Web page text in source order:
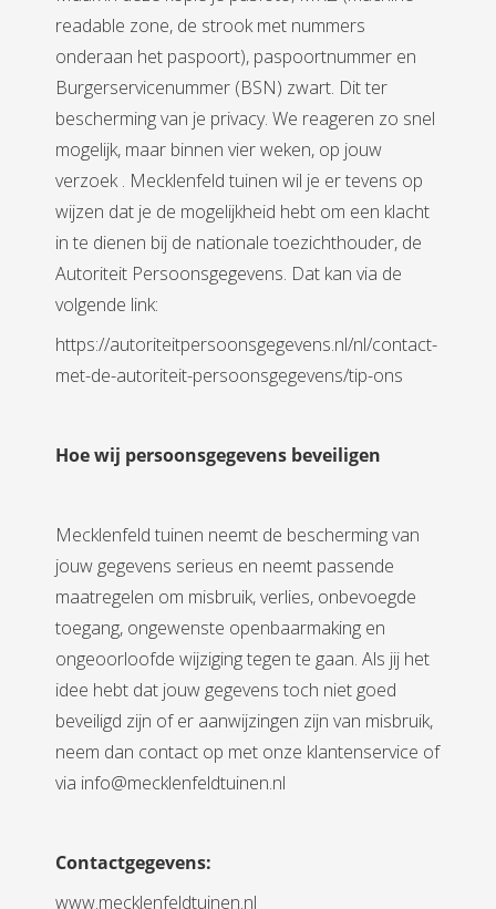
readable zone, de strook met nummers
onderaan het paspoort), paspoortnummer en
Burgerservicenummer (BSN) zwart. Dit ter
bescherming van je privacy. We reageren zo snel
mogelijk, maar binnen vier weken, op jouw
verzoek . Mecklenfeld tuinen wil je er tevens op
wijzen dat je de mogelijkheid hebt om een klacht
in te dienen bij de nationale toezichthouder, de
Autoriteit Persoonsgegevens. Dat kan via de
volgende link:
https://autoriteitpersoonsgegevens.nl/nl/contact-
met-de-autoriteit-persoonsgegevens/tip-ons
Hoe wij persoonsgegevens beveiligen
Mecklenfeld tuinen neemt de bescherming van
jouw gegevens serieus en neemt passende
maatregelen om misbruik, verlies, onbevoegde
toegang, ongewenste openbaarmaking en
ongeoorloofde wijziging tegen te gaan. Als jij het
idee hebt dat jouw gegevens toch niet goed
beveiligd zijn of er aanwijzingen zijn van misbruik,
neem dan contact op met onze klantenservice of
via info@mecklenfeldtuinen.nl
Contactgegevens:
www.mecklenfeldtuinen.nl